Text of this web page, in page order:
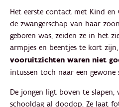
Het eerste contact met Kind en
de zwangerschap van haar
geboren was, zeiden ze in het
armpjes en beentjes te kort
vooruitzichten waren niet
intussen toch naar een
De jongen ligt boven te
schooldag al doodop. Ze laat